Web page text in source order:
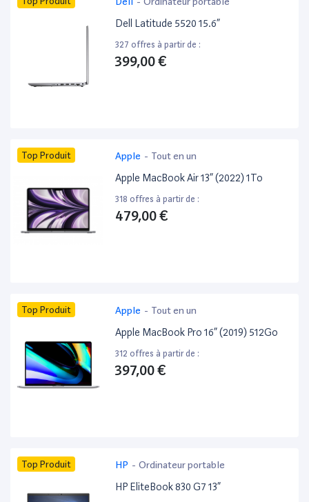
Dell Latitude 5520 15.6”
327 offres à partir de :
399,00 €
Top Produit Apple - Tout en un
Apple MacBook Air 13” (2022) 1To
318 offres à partir de :
479,00 €
Top Produit Apple - Tout en un
Apple MacBook Pro 16” (2019) 512Go
312 offres à partir de :
397,00 €
Top Produit HP - Ordinateur portable
HP EliteBook 830 G7 13”